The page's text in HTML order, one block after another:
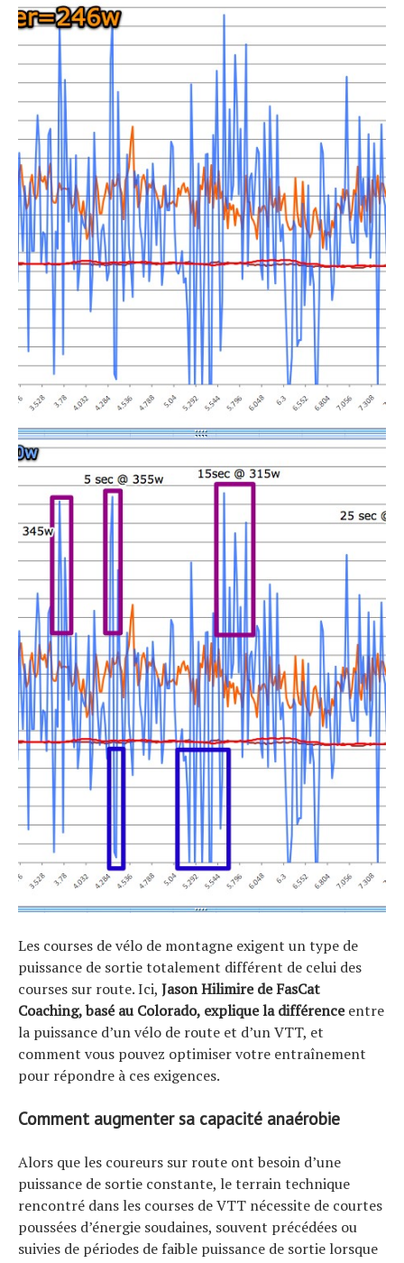
Les courses de vélo de montagne exigent un type de
puissance de sortie totalement différent de celui des
courses sur route. Ici, Jason Hilimire de FasCat
Coaching, basé au Colorado, explique la différenceentre
la puissance d’un vélo de route et d’un VTT, et
comment vous pouvez optimiser votre entraînement
pour répondre à ces exigences.
Comment augmenter sa capacité anaérobie
Alors que les coureurs sur route ont besoin d’une
puissance de sortie constante, le terrain technique
rencontré dans les courses de VTT nécessite de courtes
poussées d’énergie soudaines, souvent précédées ou
suivies de périodes de faible puissance de sortie lorsque
Actualités
Technologies
Tests de produits
Conseils
Tendances
Tous nos articles
À propos